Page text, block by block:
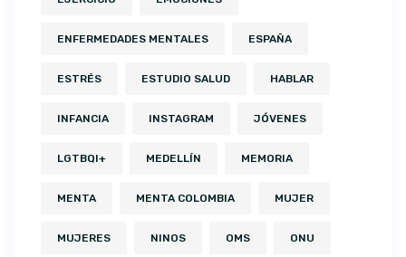
ENFERMEDADES MENTALES ESPAÑA
ESTRÉS ESTUDIO SALUD HABLAR
INFANCIA INSTAGRAM JÓVENES
LGTBQI+ MEDELLÍN MEMORIA
MENTA MENTA COLOMBIA MUJER
MUJERES NINOS OMS ONU